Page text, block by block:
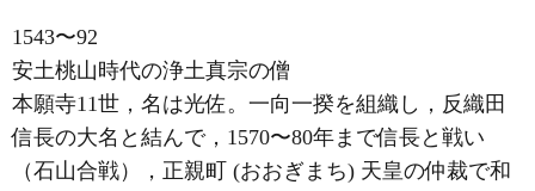
1543〜92
安土桃山時代の浄土真宗の僧
本願寺11世，名は光佐。一向一揆を組織し，反織田
信長の大名と結んで，1570〜80年まで信長と戦い
（石山合戦），正親町 (おおぎまち) 天皇の仲裁で和